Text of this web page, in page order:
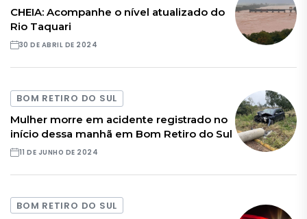
CHEIA: Acompanhe o nível atualizado do
Rio Taquari
30 DE ABRIL DE 2024
BOM RETIRO DO SUL
Mulher morre em acidente registrado no
início dessa manhã em Bom Retiro do Sul
11 DE JUNHO DE 2024
BOM RETIRO DO SUL